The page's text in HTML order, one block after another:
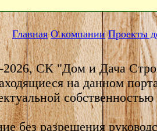
Главная О компании Проекты
2026, СК "Дом и Дача
на данном
собственностью
без разрешения